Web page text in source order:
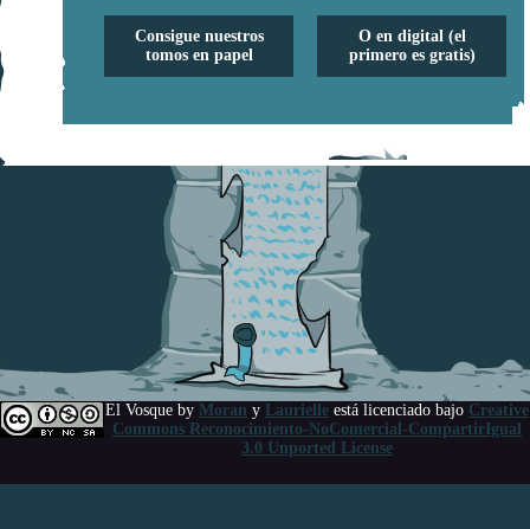
Consigue nuestros
tomos en papel
O en digital (el
primero es gratis)
El Vosque by Moran y Laurielle está licenciado bajo Creative
Commons Reconocimiento-NoComercial-CompartirIgual
3.0 Unported License